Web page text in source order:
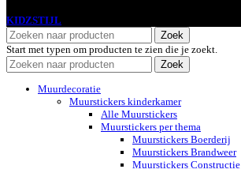
KIDZSTIJL
Zoek
Start met typen om producten te zien die je zoekt.
Zoek
Muurdecoratie
Muurstickers kinderkamer
Alle Muurstickers
Muurstickers per thema
Muurstickers Boerderij
Muurstickers Brandweer
Muurstickers Constructie